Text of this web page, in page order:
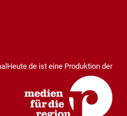
ist eine Produktion der